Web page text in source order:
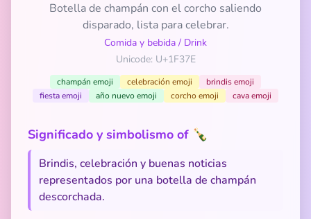
Botella de champán con el corcho saliendo
disparado, lista para celebrar.
Comida y bebida / Drink
Unicode: U+1F37E
champán emoji celebración emoji
brindis emoji
fiesta emoji
año nuevo emoji corcho emoji cava emoji
Significado y simbolismo of 🍾
Brindis, celebración y buenas noticias
representados por una botella de champán
descorchada.